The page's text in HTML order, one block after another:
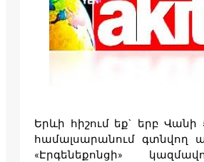
Երևի հիշում եք` երբ Վանի
համալսարանում գտնվող
«Էրգենեքոնցի»